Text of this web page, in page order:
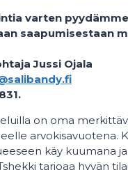
varten
saapumisestaan
Jussi Ojala
on oma
arvokisavuotena.
käy kuumana
tarjoaa hyvän